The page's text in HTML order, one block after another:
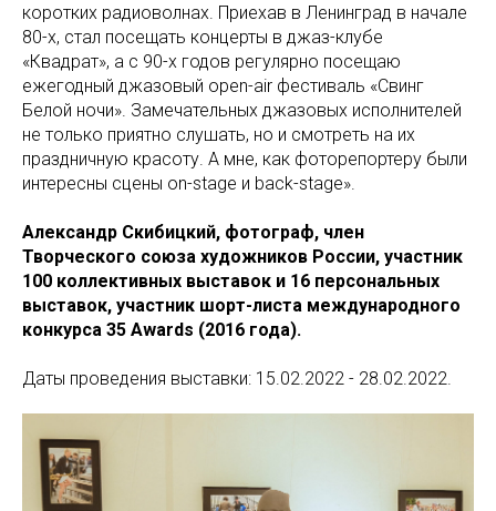
коротких радиоволнах. Приехав в Ленинград в начале
80-х, стал посещать концерты в джаз-клубе
«Квадрат», а с 90-х годов регулярно посещаю
ежегодный джазовый open-air фестиваль «Свинг
Белой ночи». Замечательных джазовых исполнителей
не только приятно слушать, но и смотреть на их
праздничную красоту. А мне, как фоторепортеру были
интересны сцены on-stage и back-stage».
Александр Скибицкий, фотограф, член
Творческого союза художников России, участник
100 коллективных выставок и 16 персональных
выставок, участник шорт-листа международного
конкурса 35 Awards (2016 года).
Даты проведения выставки: 15.02.2022 - 28.02.2022.